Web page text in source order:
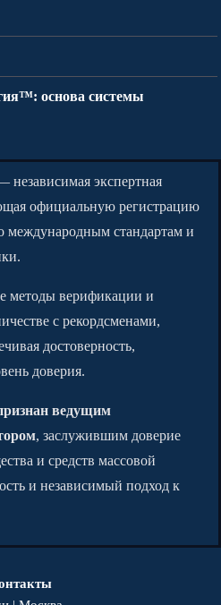
основа системы
независимая экспертная
официальную регистрацию
международным стандартам и
методы верификации и
с рекордсменами,
достоверность,
доверия.
ведущим
, заслужившим доверие
и средств массовой
и независимый подход к